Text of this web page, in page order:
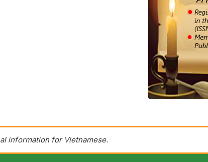
information for Vietnamese.